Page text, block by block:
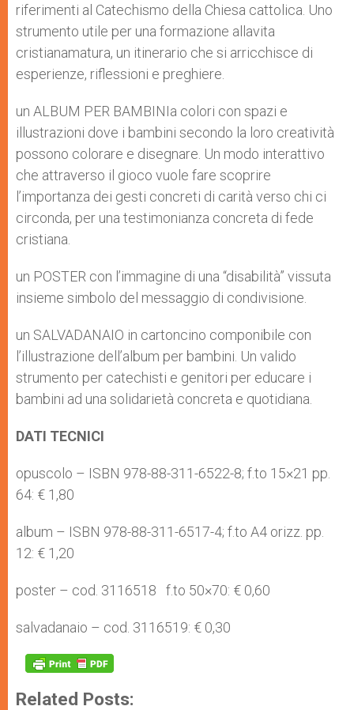
riferimenti al Catechismo della Chiesa cattolica. Uno
strumento utile per una formazione allavita
cristianamatura, un itinerario che si arricchisce di
esperienze, riflessioni e preghiere.
un ALBUM PER BAMBINIa colori con spazi e
illustrazioni dove i bambini secondo la loro creatività
possono colorare e disegnare. Un modo interattivo
che attraverso il gioco vuole fare scoprire
l’importanza dei gesti concreti di carità verso chi ci
circonda, per una testimonianza concreta di fede
cristiana.
un POSTER con l’immagine di una “disabilità” vissuta
insieme simbolo del messaggio di condivisione.
un SALVADANAIO in cartoncino componibile con
l’illustrazione dell’album per bambini. Un valido
strumento per catechisti e genitori per educare i
bambini ad una solidarietà concreta e quotidiana.
DATI TECNICI
opuscolo – ISBN 978-88-311-6522-8; f.to 15×21 pp.
64: € 1,80
album – ISBN 978-88-311-6517-4; f.to A4 orizz. pp.
12: € 1,20
poster – cod. 3116518 f.to 50×70: € 0,60
salvadanaio – cod. 3116519: € 0,30
Related Posts: